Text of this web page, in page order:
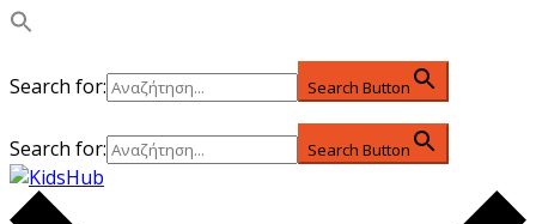
Search for: Search Button
Search for: Search Button